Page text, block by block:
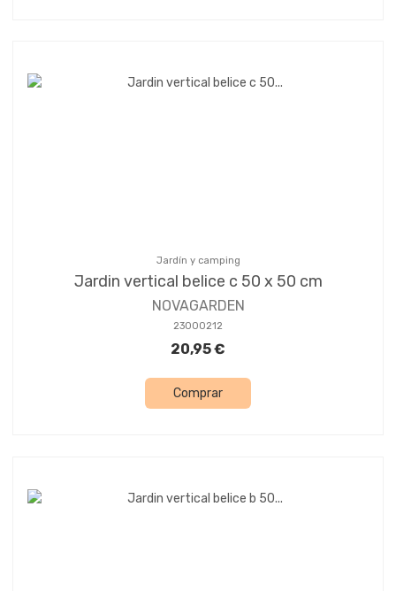
Jardín y camping
Jardin vertical belice c 50 x 50 cm
NOVAGARDEN
23000212
20,95 €
Comprar